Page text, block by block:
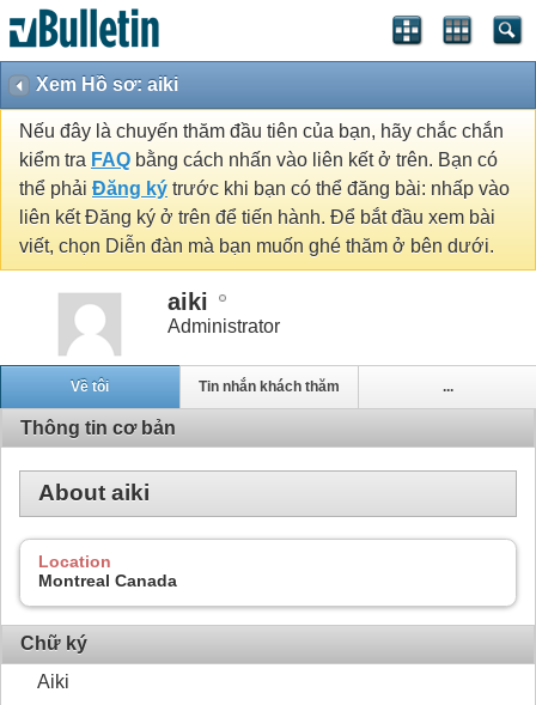
Xem Hồ sơ: aiki
Nếu đây là chuyến thăm đầu tiên của bạn, hãy chắc chắn
kiểm tra FAQ bằng cách nhấn vào liên kết ở trên. Bạn có
thể phải Đăng ký trước khi bạn có thể đăng bài: nhấp vào
liên kết Đăng ký ở trên để tiến hành. Để bắt đầu xem bài
viết, chọn Diễn đàn mà bạn muốn ghé thăm ở bên dưới.
aiki
Administrator
Về tôi Tin nhắn khách thăm ...
Thông tin cơ bản
About aiki
Location
Montreal Canada
Chữ ký
Aiki